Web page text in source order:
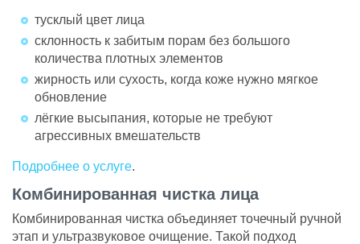
тусклый цвет лица
склонность к забитым порам без большого
количества плотных элементов
жирность или сухость, когда коже нужно мягкое
обновление
лёгкие высыпания, которые не требуют
агрессивных вмешательств
Подробнее о услуге.
Комбинированная чистка лица
Комбинированная чистка объединяет точечный ручной
этап и ультразвуковое очищение. Такой подход